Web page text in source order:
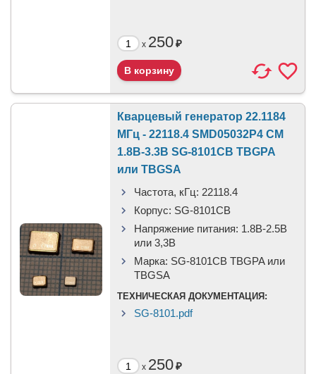
x 250₽
Кварцевый генератор 22.1184
МГц - 22118.4 SMD05032P4 CM
1.8В-3.3В SG-8101CB TBGPA
или TBGSA
Частота, кГц: 22118.4
Корпус: SG-8101CB
Напряжение питания: 1.8В-2.5B
или 3,3B
Марка: SG-8101CB TBGPA или
TBGSA
ТЕХНИЧЕСКАЯ ДОКУМЕНТАЦИЯ:
SG-8101.pdf
x 250₽